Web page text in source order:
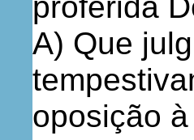
A) Que
oposição